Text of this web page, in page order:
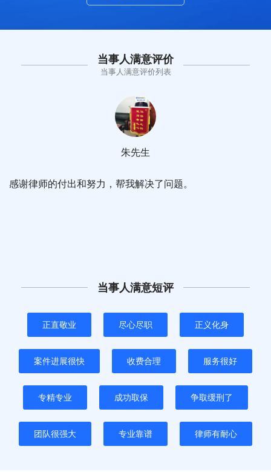
当事人满意评价
当事人满意评价列表
感谢律师的付出和努力，帮我解决了问题。
朱先生
当事人满意短评
正直敬业 尽心尽职 正义化身
案件进展很快 收费合理 服务很好
专精专业 成功取保 争取缓刑了
团队很强大 专业靠谱 律师有耐心